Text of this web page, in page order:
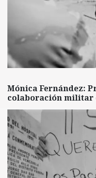
Mónica Fernández:
colaboración militar